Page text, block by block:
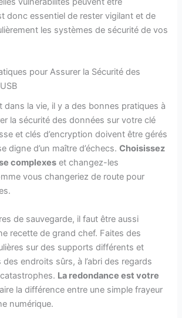
donc essentiel de rester vigilant et de
les systèmes de sécurité de vos
pour Assurer la Sécurité des
dans la vie, il y a des bonnes pratiques à
la sécurité des données sur votre clé
et clés d’encryption doivent être gérés
digne d’un maître d’échecs.Choisissez
complexes et changez-les
vous changeriez de route pour
de sauvegarde, il faut être aussi
recette de grand chef. Faites des
sur des supports différents et
endroits sûrs, à l’abri des regards
La redondance est votre
la différence entre une simple frayeur
numérique.